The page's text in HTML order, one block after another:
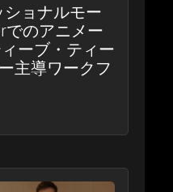
ョナルモー
でのアニメー
ーブ・ティー
主導ワークフ